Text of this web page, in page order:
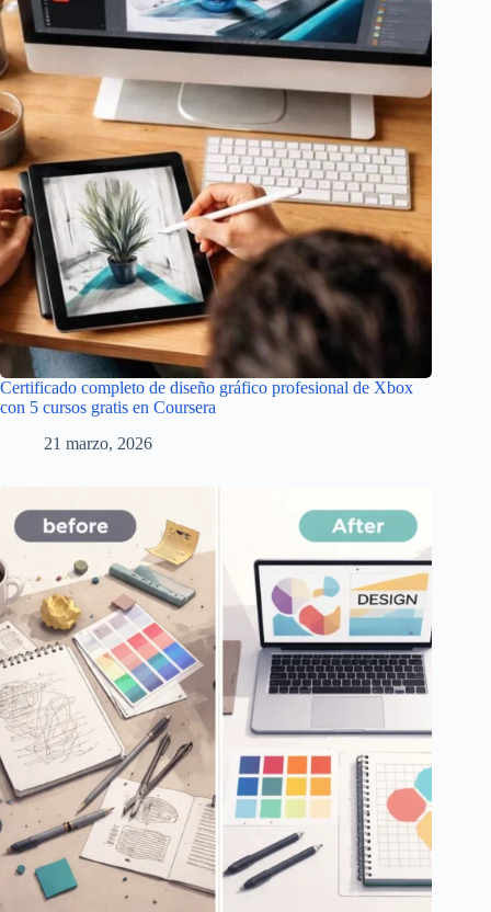
Certificado completo de diseño gráfico profesional de Xbox
con 5 cursos gratis en Coursera
21 marzo, 2026